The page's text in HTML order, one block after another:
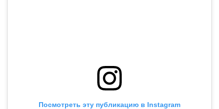
Посмотреть эту публикацию в Instagram